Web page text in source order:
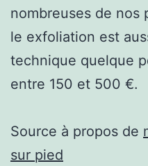
nombreuses de nos
le exfoliation est
technique quelque
entre 150 et 500 €.
Source à propos de
sur pied